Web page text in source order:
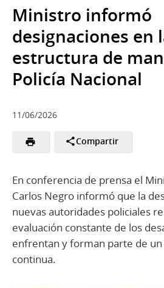
Ministro informó
designaciones en
estructura de
Policía Nacional
11/06/2026
Compartir
En conferencia de prensa el
Carlos Negro informó que la
nuevas autoridades policiales
evaluación constante de los
enfrentan y forman parte de
continua.